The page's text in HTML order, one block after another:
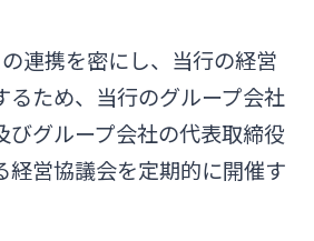
の連携を密にし、当行の経営
るため、当行のグループ会社
びグループ会社の代表取締役
経営協議会を定期的に開催す